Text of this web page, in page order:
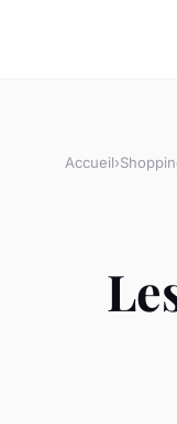
Accueil›